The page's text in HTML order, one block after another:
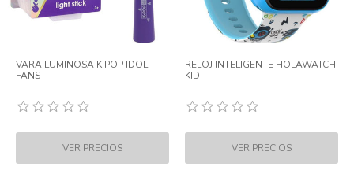
VARA LUMINOSA K POP IDOL
FANS
RELOJ INTELIGENTE HOLAWATCH
KIDI